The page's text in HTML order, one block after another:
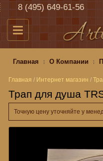
8 (495) 649-61-56
Главная О Компании
Главная / Интернет магазин /
Трап для душа
Точную цену уточняйте у